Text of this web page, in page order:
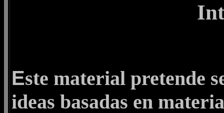
Este material pretende
ideas basadas en